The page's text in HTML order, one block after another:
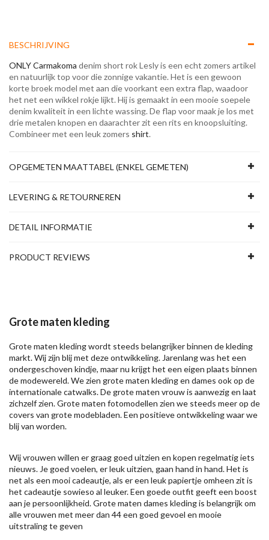
BESCHRIJVING
ONLY Carmakoma denim short rok Lesly is een echt zomers artikel
en natuurlijk top voor die zonnige vakantie. Het is een gewoon
korte broek model met aan die voorkant een extra flap, waadoor
het net een wikkel rokje lijkt. Hij is gemaakt in een mooie soepele
denim kwaliteit in een lichte wassing. De flap voor maak je los met
drie metalen knopen en daarachter zit een rits en knoopsluiting.
Combineer met een leuk zomers shirt.
OPGEMETEN MAATTABEL (ENKEL GEMETEN)
LEVERING & RETOURNEREN
DETAIL INFORMATIE
PRODUCT REVIEWS
Grote maten kleding
Grote maten kleding wordt steeds belangrijker binnen de kleding
markt. Wij zijn blij met deze ontwikkeling. Jarenlang was het een
ondergeschoven kindje, maar nu krijgt het een eigen plaats binnen
de modewereld. We zien grote maten kleding en dames ook op de
internationale catwalks. De grote maten vrouw is aanwezig en laat
zichzelf zien. Grote maten fotomodellen zien we steeds meer op de
covers van grote modebladen. Een positieve ontwikkeling waar we
blij van worden.
Wij vrouwen willen er graag goed uitzien en kopen regelmatig iets
nieuws. Je goed voelen, er leuk uitzien, gaan hand in hand. Het is
net als een mooi cadeautje, als er een leuk papiertje omheen zit is
het cadeautje sowieso al leuker. Een goede outfit geeft een boost
aan je persoonlijkheid. Grote maten dames kleding is belangrijk om
alle vrouwen met meer dan 44 een goed gevoel en mooie
uitstraling te geven